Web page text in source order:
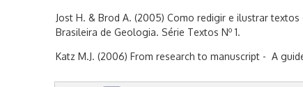
Jost H. & Brod A. (2005) Como redigir e ilustrar textos
Brasileira de Geologia. Série Textos No1.
Katz M.J. (2006) From research to manuscript - A